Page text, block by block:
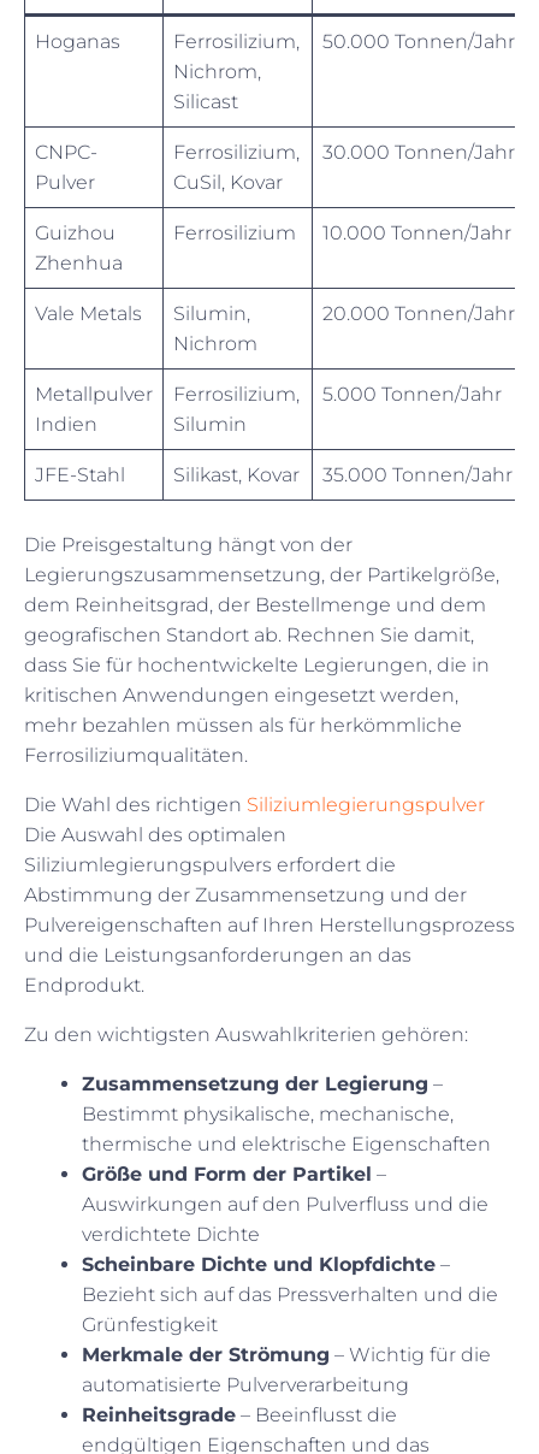
Hoganas
Ferrosilizium,
Nichrom,
Silicast
50.000 Tonnen/Jahr
CNPC-
Pulver
Ferrosilizium,
CuSil, Kovar
30.000 Tonnen/Jahr
Guizhou
Zhenhua
Ferrosilizium 10.000 Tonnen/Jahr
Vale Metals
Silumin,
Nichrom
20.000 Tonnen/Jahr
Metallpulver
Indien
Ferrosilizium,
Silumin
5.000 Tonnen/Jahr
JFE-Stahl Silikast, Kovar 35.000 Tonnen/Jahr
Die Preisgestaltung hängt von der
Legierungszusammensetzung, der Partikelgröße,
dem Reinheitsgrad, der Bestellmenge und dem
geografischen Standort ab. Rechnen Sie damit,
dass Sie für hochentwickelte Legierungen, die in
kritischen Anwendungen eingesetzt werden,
mehr bezahlen müssen als für herkömmliche
Ferrosiliziumqualitäten.
Die Wahl des richtigen Siliziumlegierungspulver
Die Auswahl des optimalen
Siliziumlegierungspulvers erfordert die
Abstimmung der Zusammensetzung und der
Pulvereigenschaften auf Ihren Herstellungsprozess
und die Leistungsanforderungen an das
Endprodukt.
Zu den wichtigsten Auswahlkriterien gehören:
Zusammensetzung der Legierung –
Bestimmt physikalische, mechanische,
thermische und elektrische Eigenschaften
Größe und Form der Partikel –
Auswirkungen auf den Pulverfluss und die
verdichtete Dichte
Scheinbare Dichte und Klopfdichte –
Bezieht sich auf das Pressverhalten und die
Grünfestigkeit
Merkmale der Strömung – Wichtig für die
automatisierte Pulververarbeitung
Reinheitsgrade – Beeinflusst die
endgültigen Eigenschaften und das